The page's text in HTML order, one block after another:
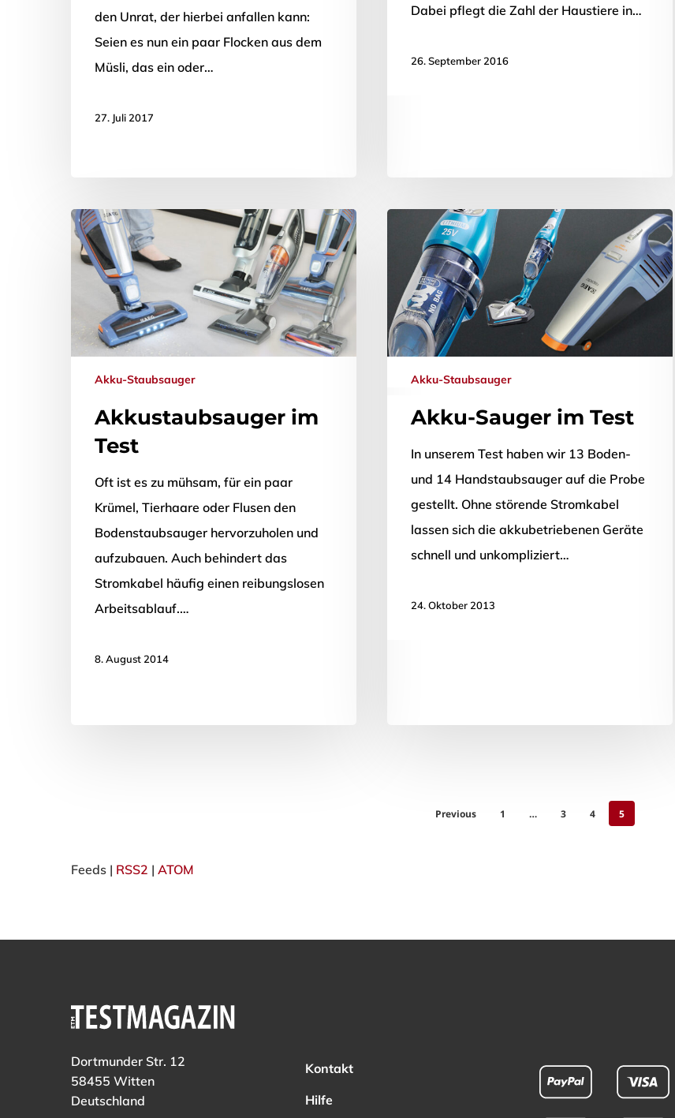
den Unrat, der hierbei anfallen kann:
Seien es nun ein paar Flocken aus dem
Müsli, das ein oder…
27. Juli 2017
Dabei pflegt die Zahl der Haustiere in…
26. September 2016
Akku-Staubsauger
Akkustaubsauger im
Test
Oft ist es zu mühsam, für ein paar
Krümel, Tierhaare oder Flusen den
Bodenstaubsauger hervorzuholen und
aufzubauen. Auch behindert das
Stromkabel häufig einen reibungslosen
Arbeitsablauf.…
8. August 2014
Akku-Staubsauger
Akku-Sauger im Test
In unserem Test haben wir 13 Boden-
und 14 Handstaubsauger auf die Probe
gestellt. Ohne störende Stromkabel
lassen sich die akkubetriebenen Geräte
schnell und unkompliziert…
24. Oktober 2013
Previous 1 … 3 4 5
Feeds | RSS2 | ATOM
Dortmunder Str. 12
58455 Witten
Deutschland
Kontakt
Hilfe